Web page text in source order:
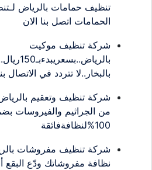
تنظيف حمامات بالرياض
الحمامات اتصل بنا الان
شركة تنظيف موكيت
بالبخار..لا تتردد في الاتصال
من الجراثيم والفيروسات
100%لنظافةفائقة
نظافة مفروشاتك ودّع البقع